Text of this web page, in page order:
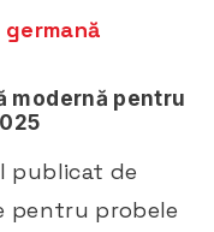
modernă pentru
publicat de
pentru probele